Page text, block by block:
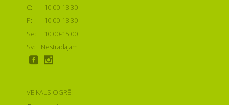
C:
10:00-18:30
P:
10:00-18:30
Se:
10:00-15:00
Sv:
Nestrādājam
VEIKALS OGRĒ: